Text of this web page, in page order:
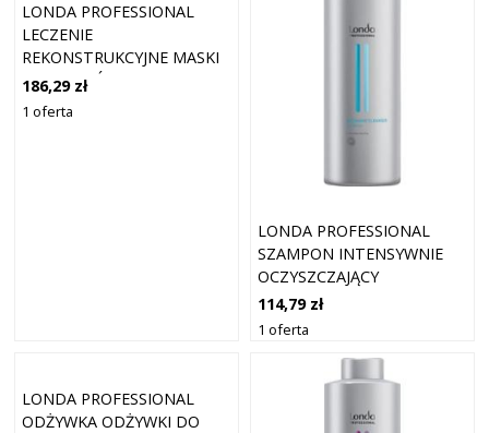
LONDA PROFESSIONAL
LECZENIE
REKONSTRUKCYJNE MASKI
DO WŁOSÓW 750 ML
DAMSKI
186,29 zł
1 oferta
LONDA PROFESSIONAL
SZAMPON INTENSYWNIE
OCZYSZCZAJĄCY
SZAMPONY 1000 ML
DAMSKI
114,79 zł
1 oferta
LONDA PROFESSIONAL
ODŻYWKA ODŻYWKI DO